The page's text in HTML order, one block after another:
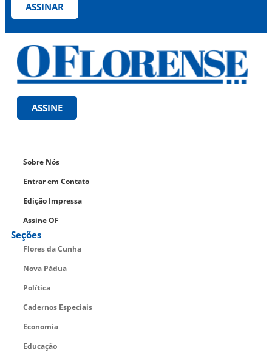
ASSINAR
ASSINE
Sobre Nós
Entrar em Contato
Edição Impressa
Assine OF
Seções
Flores da Cunha
Nova Pádua
Política
Cadernos Especiais
Economia
Educação